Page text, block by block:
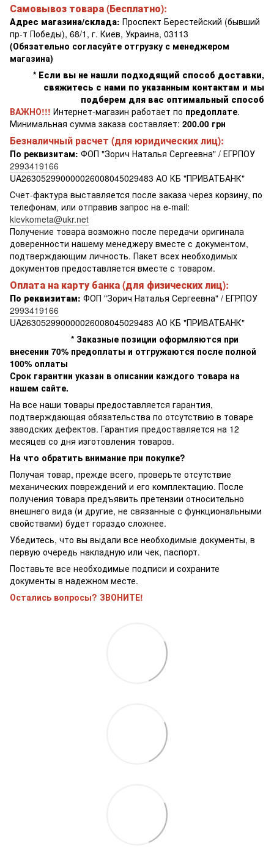
Самовывоз товара (Бесплатно):
Адрес магазина/склада: Проспект Берестейский (бывший
пр-т Победы), 68/1, г. Киев, Украина, 03113
(Обязательно согласуйте отгрузку с менеджером
магазина)
* Если вы не нашли подходящий способ доставки,
свяжитесь с нами по указанным контактам и мы
подберем для вас оптимальный способ
ВАЖНО!!! Интернет-магазин работает по предоплате.
Минимальная сумма заказа составляет: 200.00 грн
Безналичный расчет (для юридических лиц):
По реквизитам: ФОП "Зорич Наталья Сергеевна" / ЕГРПОУ
2993419166
UA263052990000026008045029483 АО КБ "ПРИВАТБАНК"
Счет-фактура выставляется после заказа через корзину, по
телефонам, или отправив запрос на e-mail:
kievkometa@ukr.net
Получение товара возможно после передачи оригинала
доверенности нашему менеджеру вместе с документом,
подтверждающим личность. Пакет всех необходимых
документов предоставляется вместе с товаром.
Оплата на карту банка (для физических лиц):
По реквизитам: ФОП "Зорич Наталья Сергеевна" / ЕГРПОУ
2993419166
UA263052990000026008045029483 АО КБ "ПРИВАТБАНК"
* Заказные позиции оформляются при
внесении 70% предоплаты и отгружаются после полной
100% оплаты
Срок гарантии указан в описании каждого товара на
нашем сайте.
На все наши товары предоставляется гарантия,
подтверждающая обязательства по отсутствию в товаре
заводских дефектов. Гарантия предоставляется на 12
месяцев со дня изготовления товаров.
На что обратить внимание при покупке?
Получая товар, прежде всего, проверьте отсутствие
механических повреждений и его комплектацию. После
получения товара предъявить претензии относительно
внешнего вида (и другие, не связанные с функциональными
свойствами) будет гораздо сложнее.
Убедитесь, что вы выдали все необходимые документы, в
первую очередь накладную или чек, паспорт.
Поставьте все необходимые подписи и сохраните
документы в надежном месте.
Остались вопросы? ЗВОНИТЕ!